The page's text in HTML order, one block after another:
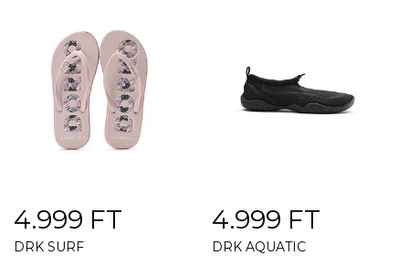
4.999 FT
DRK SURF
4.999 FT
DRK AQUATIC